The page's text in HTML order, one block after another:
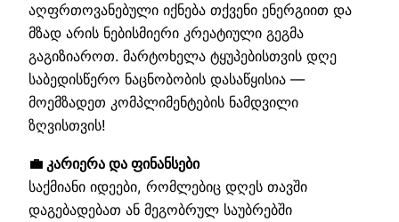
აღფრთოვანებული იქნება თქვენი ენერგიით და
მზად არის ნებისმიერი კრეატიული გეგმა
გაგიზიაროთ. მარტოხელა ტყუპებისთვის დღე
საბედისწერო ნაცნობობის დასაწყისია —
მოემზადეთ კომპლიმენტების ნამდვილი
ზღვისთვის!
💼 კარიერა და ფინანსები
საქმიანი იდეები, რომლებიც დღეს თავში
დაგებადებათ ან მეგობრულ საუბრებში